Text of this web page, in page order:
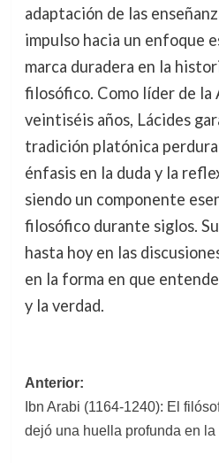
adaptación de las
impulso hacia un enfoque
marca duradera en la
filosófico. Como líder de la
veintiséis años, Lácides
tradición platónica
énfasis en la duda y la
siendo un componente
filosófico durante siglos.
hasta hoy en las
en la forma en que
y la verdad.
Navegación
de
entradas
Anterior:
Ibn Arabi (1164-1240): El
dejó una huella profunda en